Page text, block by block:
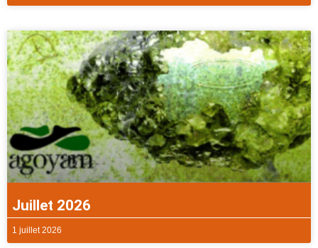
Juillet 2026
1 juillet 2026